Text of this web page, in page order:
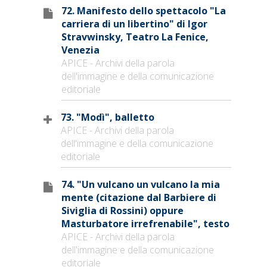
72. Manifesto dello spettacolo "La
carriera di un libertino" di Igor
Stravwinsky, Teatro La Fenice,
Venezia
APICE - Archivi della parola
dell'immagine e della comunicazione
editoriale
73. "Modì", balletto
APICE - Archivi della parola
dell'immagine e della comunicazione
editoriale
74. "Un vulcano un vulcano la mia
mente (citazione dal Barbiere di
Siviglia di Rossini) oppure
Masturbatore irrefrenabile", testo
APICE - Archivi della parola
dell'immagine e della comunicazione
editoriale